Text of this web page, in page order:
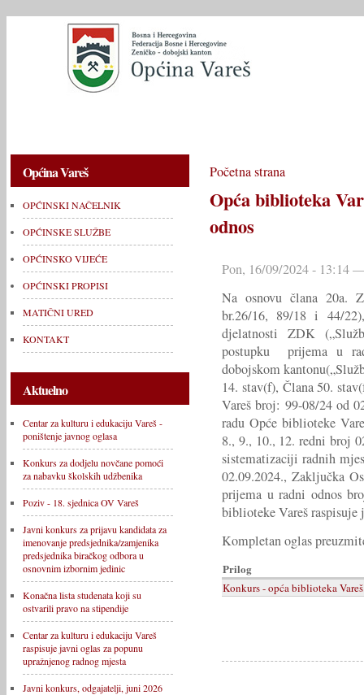
Općina Vareš
OPĆINSKI NAČELNIK
OPĆINSKE SLUŽBE
OPĆINSKO VIJEĆE
OPĆINSKI PROPISI
MATIČNI URED
KONTAKT
Aktuelno
Centar za kulturu i edukaciju Vareš -
poništenje javnog oglasa
Konkurs za dodjelu novčane pomoći
za nabavku školskih udžbenika
Poziv - 18. sjednica OV Vareš
Javni konkurs za prijavu kandidata za
imenovanje predsjednika/zamjenika
predsjednika biračkog odbora u
osnovnim izbornim jedinic
Konačna lista studenata koji su
ostvarili pravo na stipendije
Centar za kulturu i edukaciju Vareš
raspisuje javni oglas za popunu
upražnjenog radnog mjesta
Javni konkurs, odgajatelji, juni 2026
Početna strana
Opća biblioteka
odnos
Pon, 16/09/2024 - 13:14
Na osnovu člana 20a.
br.26/16, 89/18 i 44/
djelatnosti ZDK
postupku prijema u
dobojskom
14. stav(f), Člana 50.
Vareš broj: 99-08/24 od
radu Opće biblioteke
8., 9., 10., 12. redni broj
sistematizaciji radnih
02.09.2024., Zaključka
prijema u radni odnos
biblioteke Vareš raspisuje
Kompletan oglas
Prilog
Konkurs - opća biblioteka